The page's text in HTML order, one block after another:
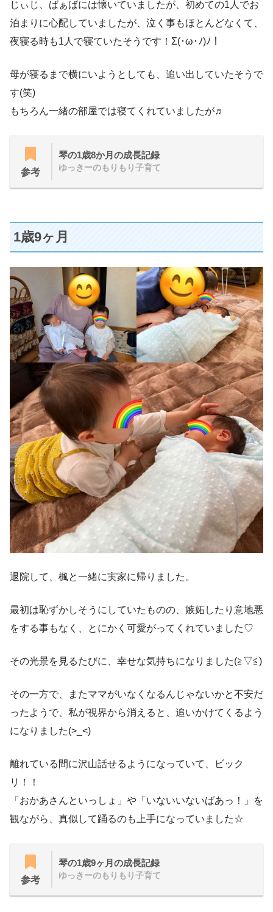
じぃじ、ばぁばには懐いていましたが、初めての1人でお
泊まりに心配していましたが、泣く事もほとんどなくて、
夜寝る時も1人で寝ていたそうです！Σ(･ω･ﾉ)ﾉ！
母が寝るまで横にいようとしても、追い出していたそうで
す(笑)
もちろん一緒の部屋では寝てくれていましたが♬
参考
琴の1歳8か月の成長記録
ゆっきーのもりもり子育て
1歳9ヶ月
退院して、楓と一緒に実家に帰りました。
最初は恥ずかしそうにしていたものの、嫉妬したり意地悪
をする事もなく、とにかく可愛がってくれていました♡
その光景を見るたびに、幸せな気持ちになりました(≧▽≦)
その一方で、またママがいなくなるんじゃないかと不安だ
ったようで、私が視界から消えると、追いかけてくるよう
になりました(>_<)
離れている間に沢山話せるようになっていて、ビック
リ！！
「おかあさんといっしょ」や「いないいないばあっ！」を
観ながら、真似して踊るのも上手になっていました☆
参考
琴の1歳9ヶ月の成長記録
ゆっきーのもりもり子育て